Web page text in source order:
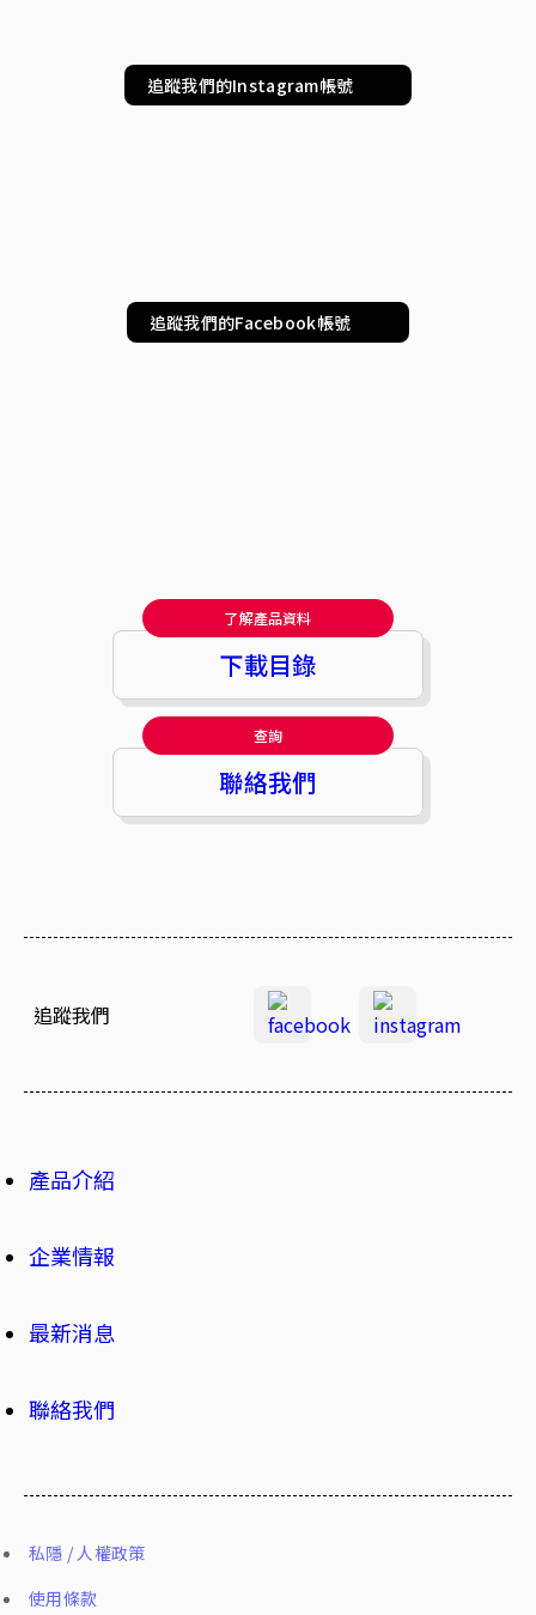
追蹤我們的Instagram帳號
追蹤我們的Facebook帳號
了解產品資料
下載目錄
查詢
聯絡我們
產品介紹
企業情報
最新消息
聯絡我們
追蹤我們
私隱 / 人權政策
使用條款